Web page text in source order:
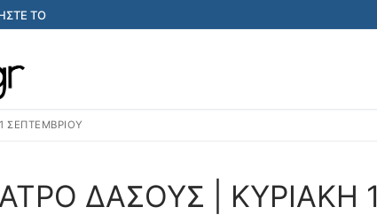
ΤΟ
ΣΕΠΤΕΜΒΡΙΟΥ
ΔΑΣΟΥΣ | ΚΥΡΙΑΚΗ 1